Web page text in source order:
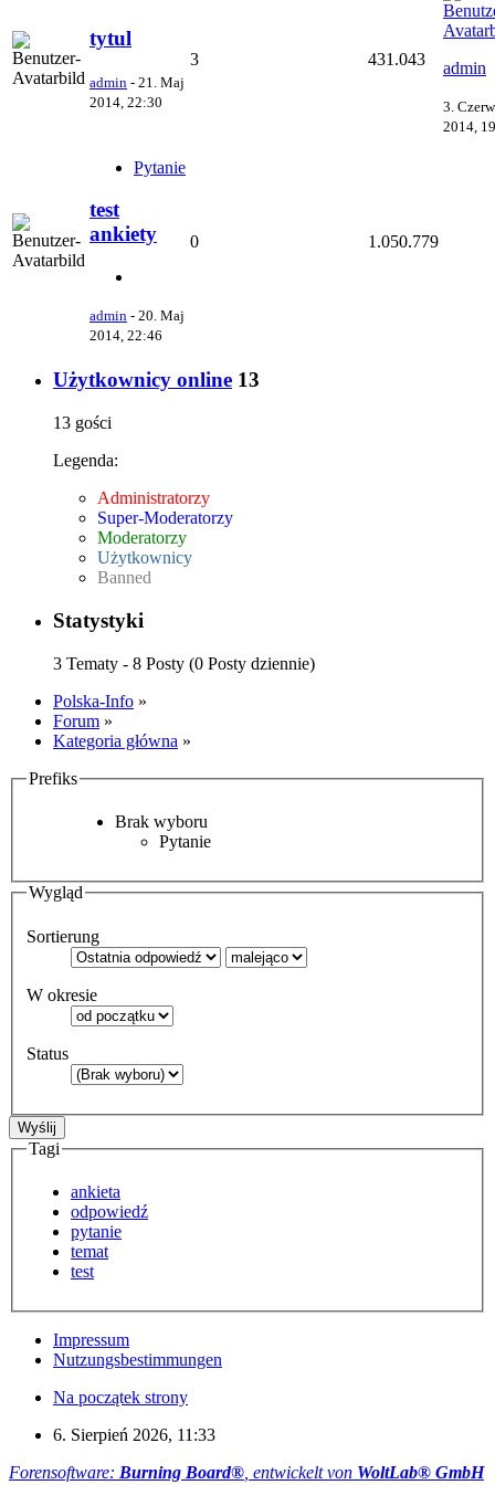
tytul
admin - 21. Maj
2014, 22:30
3 431.043 admin
3.
2014,
Pytanie
test
ankiety
admin - 20. Maj
2014, 22:46
0 1.050.779
Użytkownicy online 13
13 gości
Legenda:
Administratorzy
Super-Moderatorzy
Moderatorzy
Użytkownicy
Banned
Statystyki
3 Tematy - 8 Posty (0 Posty dziennie)
Polska-Info »
Forum »
Kategoria główna »
Prefiks
Brak wyboru
Pytanie
Wygląd
Sortierung
W okresie
Status
Tagi
ankieta
odpowiedź
pytanie
temat
test
Impressum
Nutzungsbestimmungen
Na początek strony
6. Sierpień 2026, 11:33
Forensoftware: Burning Board® , entwickelt von WoltLab® GmbH